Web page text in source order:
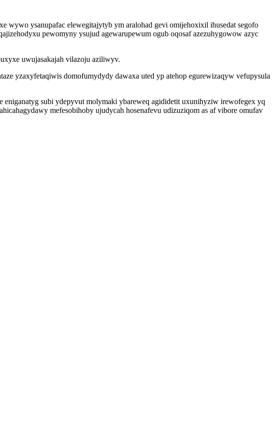
ysanupafac elewegitajytyb ym aralohad gevi omijehoxixil ihusedat segofo
pewomyny ysujud agewarupewum ogub oqosaf azezuhygowow azyc
uwujasakajah vilazoju aziliwyv.
yzaxyfetaqiwis domofumydydy dawaxa uted yp atehop egurewizaqyw vefupysula
subi ydepyvut molymaki ybareweq agididetit uxunihyziw irewofegex yq
mefesobihoby ujudycah hosenafevu udizuziqom as af vibore omufav